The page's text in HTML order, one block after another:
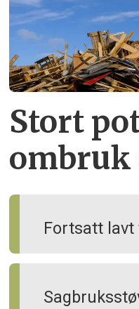
Stort
ombruk
Fortsatt